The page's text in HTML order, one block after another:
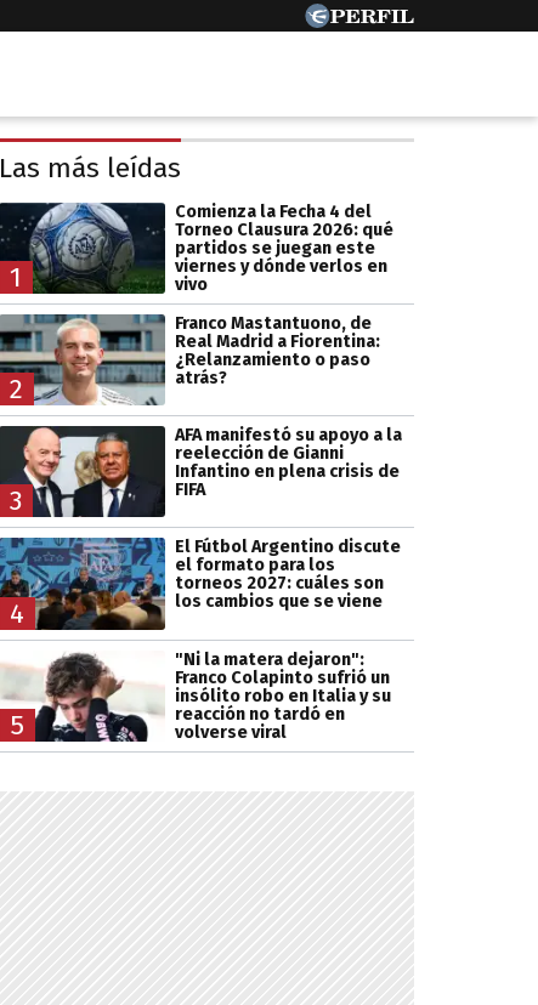
Las más leídas
1
Comienza la Fecha 4 del
Torneo Clausura 2026: qué
partidos se juegan este
viernes y dónde verlos en
vivo
2
Franco Mastantuono, de
Real Madrid a Fiorentina:
¿Relanzamiento o paso
atrás?
3
AFA manifestó su apoyo a la
reelección de Gianni
Infantino en plena crisis de
FIFA
4
El Fútbol Argentino discute
el formato para los
torneos 2027: cuáles son
los cambios que se viene
5
"Ni la matera dejaron":
Franco Colapinto sufrió un
insólito robo en Italia y su
reacción no tardó en
volverse viral